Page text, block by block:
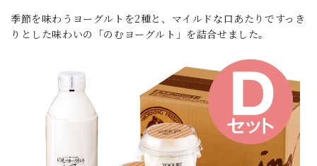
季節を味わうヨーグルトを2種と、マイルドな口あたりですっき
りとした味わいの「のむヨーグルト」を詰合せました。